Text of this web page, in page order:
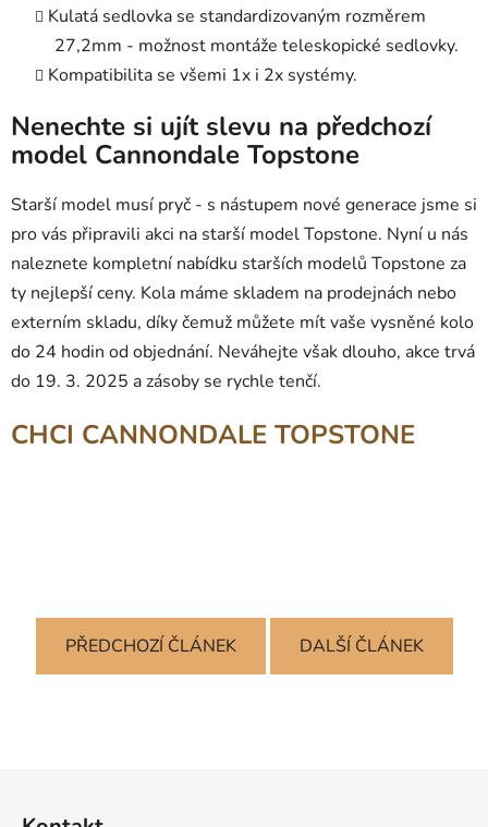
Kulatá sedlovka se standardizovaným rozměrem
27,2mm - možnost montáže teleskopické sedlovky.
Kompatibilita se všemi 1x i 2x systémy.
Nenechte si ujít slevu na předchozí
model Cannondale Topstone
Starší model musí pryč - s nástupem nové generace jsme si
pro vás připravili akci na starší model Topstone. Nyní u nás
naleznete kompletní nabídku starších modelů Topstone za
ty nejlepší ceny. Kola máme skladem na prodejnách nebo
externím skladu, díky čemuž můžete mít vaše vysněné kolo
do 24 hodin od objednání. Neváhejte však dlouho, akce trvá
do 19. 3. 2025 a zásoby se rychle tenčí.
CHCI CANNONDALE TOPSTONE
PŘEDCHOZÍ ČLÁNEK DALŠÍ ČLÁNEK